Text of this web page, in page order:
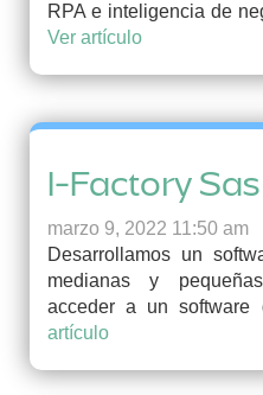
RPA e inteligencia de
Ver artículo
I-Factory Sas
marzo 9, 2022 11:50 am
Desarrollamos un
medianas y
acceder a un software
artículo